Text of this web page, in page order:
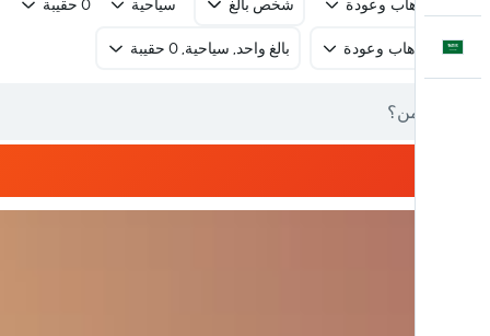
العَرَبِيَّة
رحلة ذهاب وعودة شخص بالغ سياحية 0 حقيبة
رحلة ذهاب وعودة بالغ واحد, سياحية, 0 حقيبة